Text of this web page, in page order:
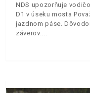
NDS upozorňuje
D1 v úseku mosta
jazdnom páse.
záverov.